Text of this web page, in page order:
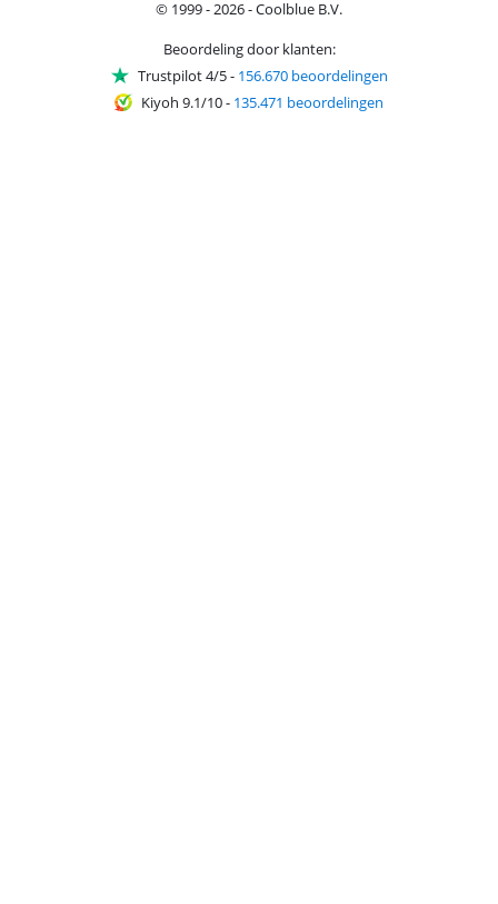
© 1999 - 2026 - Coolblue B.V.
Beoordeling door klanten:
Trustpilot 4/5- 156.670 beoordelingen
Kiyoh 9.1/10- 135.471 beoordelingen